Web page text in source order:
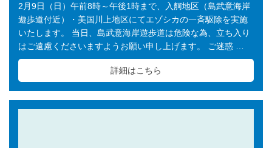
2月9日（日）午前8時～午後1時まで、入舸地区（島武意海岸
遊歩道付近）・美国川上地区にてエゾシカの一斉駆除を実施
いたします。 当日、島武意海岸遊歩道は危険な為、立ち入り
はご遠慮くださいますようお願い申し上げます。 ご迷惑 …
詳細はこちら